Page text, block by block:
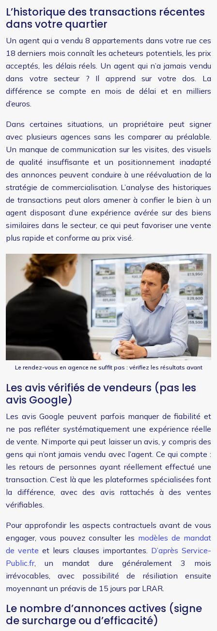
L’historique des transactions récentes
dans votre quartier
Un agent qui a vendu 8 appartements dans votre rue ces
18 derniers mois connaît les acheteurs potentiels, les prix
acceptés, les délais réels. Un agent qui n’a jamais vendu
dans votre secteur ? Il apprend sur votre dos. La
différence se compte en mois de délai et en milliers
d’euros.
Dans certaines situations, un propriétaire peut signer
avec plusieurs agences sans les comparer au préalable.
Un manque de communication sur les visites, des visuels
de qualité insuffisante et un positionnement inadapté
des annonces peuvent conduire à une réévaluation de la
stratégie de commercialisation. L’analyse des historiques
de transactions peut alors amener à confier le bien à un
agent disposant d’une expérience avérée sur des biens
similaires dans le secteur, ce qui peut favoriser une vente
plus rapide et conforme au prix visé.
Le rendez-vous en agence ne suffit pas : vérifiez les résultats avant
Les avis vérifiés de vendeurs (pas les
avis Google)
Les avis Google peuvent parfois manquer de fiabilité et
ne pas refléter systématiquement une expérience réelle
de vente. N’importe qui peut laisser un avis, y compris des
gens qui n’ont jamais vendu avec l’agent. Ce qui compte :
les retours de personnes ayant réellement effectué une
transaction. C’est là que les plateformes spécialisées font
la différence, avec des avis rattachés à des ventes
vérifiables.
Pour approfondir les aspects contractuels avant de vous
engager, vous pouvez consulter les modèles de mandat
de vente et leurs clauses importantes. D’après Service-
Public.fr, un mandat dure généralement 3 mois
irrévocables, avec possibilité de résiliation ensuite
moyennant un préavis de 15 jours par LRAR.
Le nombre d’annonces actives (signe
de surcharge ou d’efficacité)